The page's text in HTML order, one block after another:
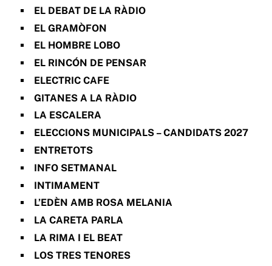
EL DEBAT DE LA RÀDIO
EL GRAMÒFON
EL HOMBRE LOBO
EL RINCÓN DE PENSAR
ELECTRIC CAFE
GITANES A LA RÀDIO
LA ESCALERA
ELECCIONS MUNICIPALS – CANDIDATS 2027
ENTRETOTS
INFO SETMANAL
INTIMAMENT
L’EDÈN AMB ROSA MELANIA
LA CARETA PARLA
LA RIMA I EL BEAT
LOS TRES TENORES